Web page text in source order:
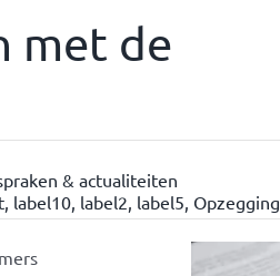
met de
& actualiteiten
, label10, label2, label5, Opzegging